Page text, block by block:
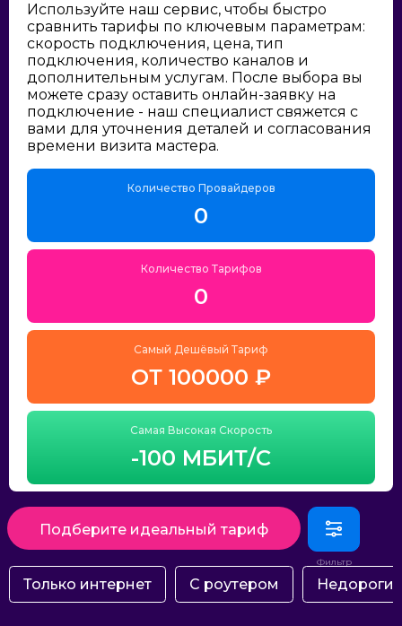
Используйте наш сервис, чтобы быстро
сравнить тарифы по ключевым параметрам:
скорость подключения, цена, тип
подключения, количество каналов и
дополнительным услугам. После выбора вы
можете сразу оставить онлайн-заявку на
подключение - наш специалист свяжется с
вами для уточнения деталей и согласования
времени визита мастера.
Количество Провайдеров
0
Количество Тарифов
0
Самый Дешёвый Тариф
ОТ 100000 ₽
Самая Высокая Скорость
-100 МБИТ/С
Подберите идеальный тариф
Только интернет С роутером Недорогие